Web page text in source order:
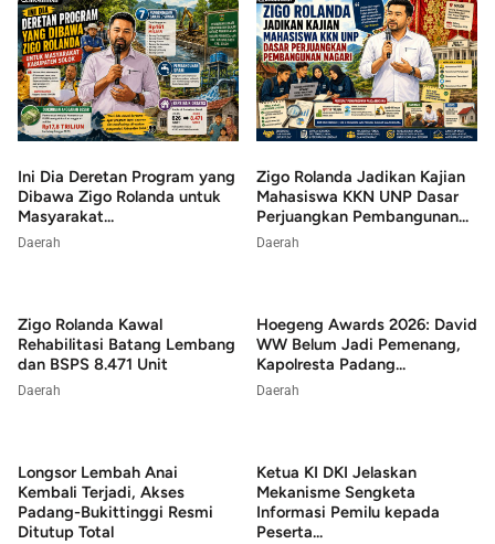
Ini Dia Deretan Program yang
Dibawa Zigo Rolanda untuk
Masyarakat...
Daerah
Zigo Rolanda Jadikan Kajian
Mahasiswa KKN UNP Dasar
Perjuangkan Pembangunan...
Daerah
Zigo Rolanda Kawal
Rehabilitasi Batang Lembang
dan BSPS 8.471 Unit
Daerah
Hoegeng Awards 2026: David
WW Belum Jadi Pemenang,
Kapolresta Padang...
Daerah
Longsor Lembah Anai
Kembali Terjadi, Akses
Padang-Bukittinggi Resmi
Ditutup Total
Ketua KI DKI Jelaskan
Mekanisme Sengketa
Informasi Pemilu kepada
Peserta...